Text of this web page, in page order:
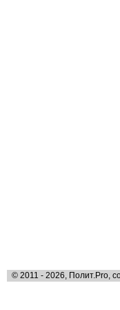
© 2011 - 2026, Полит.Pro,